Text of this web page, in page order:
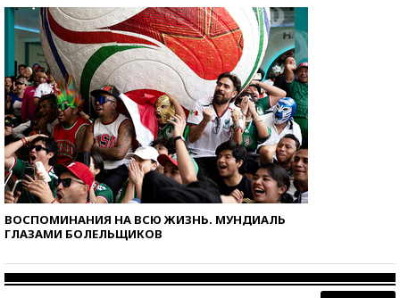
ВОСПОМИНАНИЯ НА ВСЮ ЖИЗНЬ. МУНДИАЛЬ
ГЛАЗАМИ БОЛЕЛЬЩИКОВ